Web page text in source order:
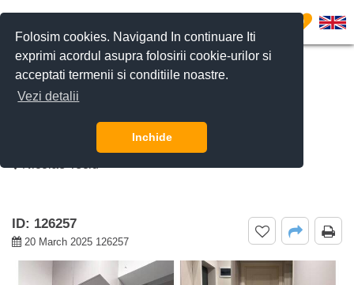
Folosim cookies. Navigand In continuare Iti
exprimi acordul asupra folosirii cookie-urilor si
acceptati termenii si conditiile noastre.
Vezi detalii
Inchide
0
Nicolae Teclu, Bucuresti
ID: 126257
20 March 2025 126257
CERE DETALII SUNĂ-NE